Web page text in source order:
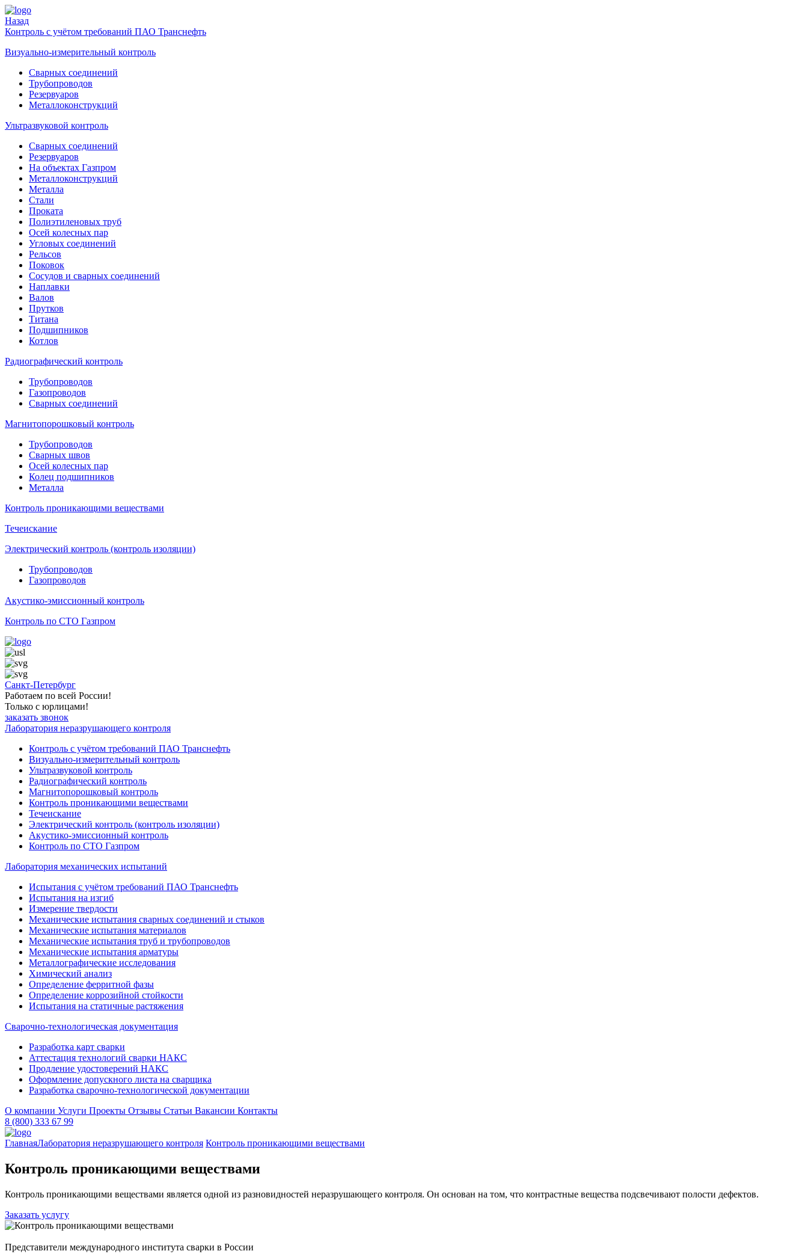
Назад
Контроль с учётом требований ПАО Транснефть
Визуально-измерительный контроль
Cварных соединений
Трубопроводов
Резервуаров
Металлоконструкций
Ультразвуковой контроль
Cварных соединений
Резервуаров
На объектах Газпром
Металлоконструкций
Металла
Стали
Проката
Полиэтиленовых труб
Осей колесных пар
Угловых соединений
Рельсов
Поковок
Сосудов и сварных соединений
Наплавки
Валов
Прутков
Титана
Подшипников
Котлов
Радиографический контроль
Трубопроводов
Газопроводов
Сварных соединений
Магнитопорошковый контроль
Трубопроводов
Сварных швов
Осей колесных пар
Колец подшипников
Металла
Контроль проникающими веществами
Течеискание
Электрический контроль (контроль изоляции)
Трубопроводов
Газопроводов
Акустико-эмиссионный контроль
Контроль по СТО Газпром
Санкт-Петербург
Работаем по всей России!
Только с юрлицами!
заказать звонок
Лаборатория неразрушающего контроля
Контроль с учётом требований ПАО Транснефть
Визуально-измерительный контроль
Ультразвуковой контроль
Радиографический контроль
Магнитопорошковый контроль
Контроль проникающими веществами
Течеискание
Электрический контроль (контроль изоляции)
Акустико-эмиссионный контроль
Контроль по СТО Газпром
Лаборатория механических испытаний
Испытания с учётом требований ПАО Транснефть
Испытания на изгиб
Измерение твердости
Механические испытания сварных соединений и стыков
Механические испытания материалов
Механические испытания труб и трубопроводов
Механические испытания арматуры
Металлографические исследования
Химический анализ
Определение ферритной фазы
Определение коррозийной стойкости
Испытания на статичные растяжения
Сварочно-технологическая документация
Разработка карт сварки
Аттестация технологий сварки НАКС
Продление удостоверений НАКС
Оформление допускного листа на сварщика
Разработка сварочно-технологической документации
О компании Услуги Проекты Отзывы Статьи Вакансии Контакты
8 (800) 333 67 99
ГлавнаяЛаборатория неразрушающего контроля Контроль проникающими веществами
Контроль проникающими веществами
Контроль проникающими веществами является одной из разновидностей неразрушающего контроля. Он основан на том, что контрастные вещества подсвечивают полости дефектов.
Заказать услугу
Представители международного института сварки в России